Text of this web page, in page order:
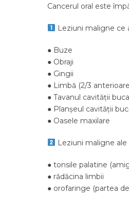
Cancerul oral este
Leziuni maligne ce
● Buze
● Obraji
● Gingii
● Limbă (2/3
● Tavanul cavității
● Planșeul cavității
● Oasele maxilare
Leziuni maligne
● tonsile palatine
● rădăcina limbii
● orofaringe (partea